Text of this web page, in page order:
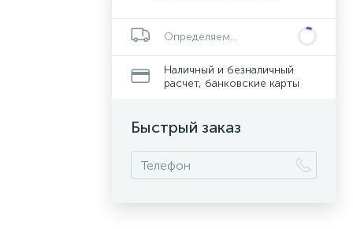
Определяем...
Наличный и безналичный
расчет, банковские карты
Быстрый заказ